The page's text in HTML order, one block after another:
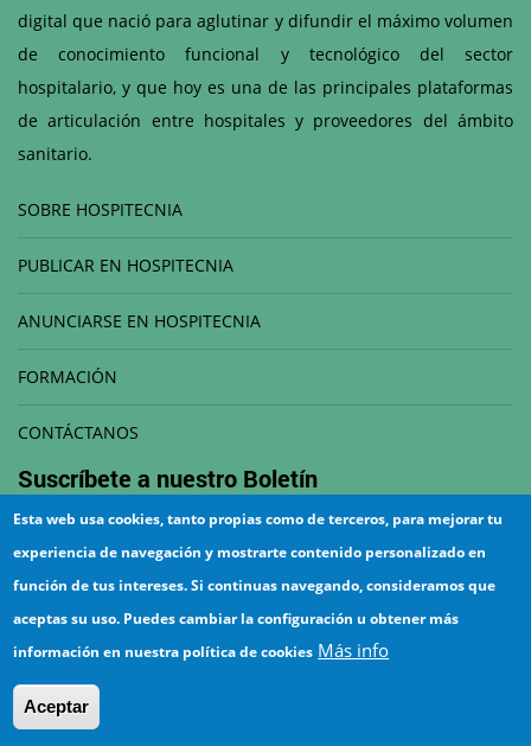
digital que nació para aglutinar y difundir el máximo volumen
de conocimiento funcional y tecnológico del sector
hospitalario, y que hoy es una de las principales plataformas
de articulación entre hospitales y proveedores del ámbito
sanitario.
SOBRE HOSPITECNIA
PUBLICAR EN HOSPITECNIA
ANUNCIARSE EN HOSPITECNIA
FORMACIÓN
CONTÁCTANOS
Suscríbete a nuestro Boletín
¡Suscríbete!
Esta web usa cookies, tanto propias como de terceros, para mejorar tu
experiencia de navegación y mostrarte contenido personalizado en
función de tus intereses. Si continuas navegando, consideramos que
aceptas su uso. Puedes cambiar la configuración u obtener más
información en nuestra política de cookies Más info
Aceptar